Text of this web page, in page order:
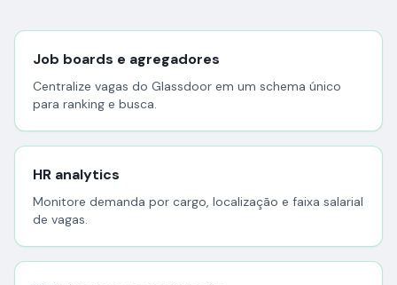
Job boards e agregadores
Centralize vagas do Glassdoor em um schema único
para ranking e busca.
HR analytics
Monitore demanda por cargo, localização e faixa salarial
de vagas.